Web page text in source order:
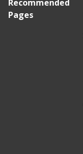
Recommended
Pages